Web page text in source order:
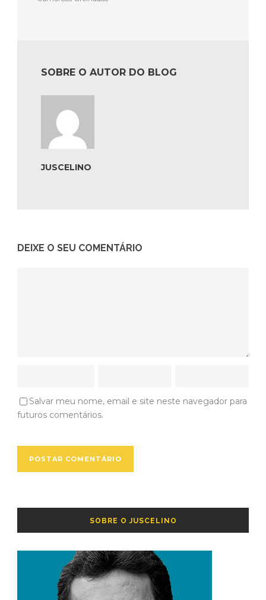
SOBRE O AUTOR DO BLOG
JUSCELINO
DEIXE O SEU COMENTÁRIO
Salvar meu nome, email e site neste navegador para
futuros comentários.
SOBRE O JUSCELINO